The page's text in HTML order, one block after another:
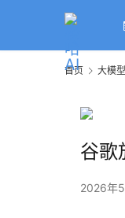
首页 大模型
谷歌
2026年